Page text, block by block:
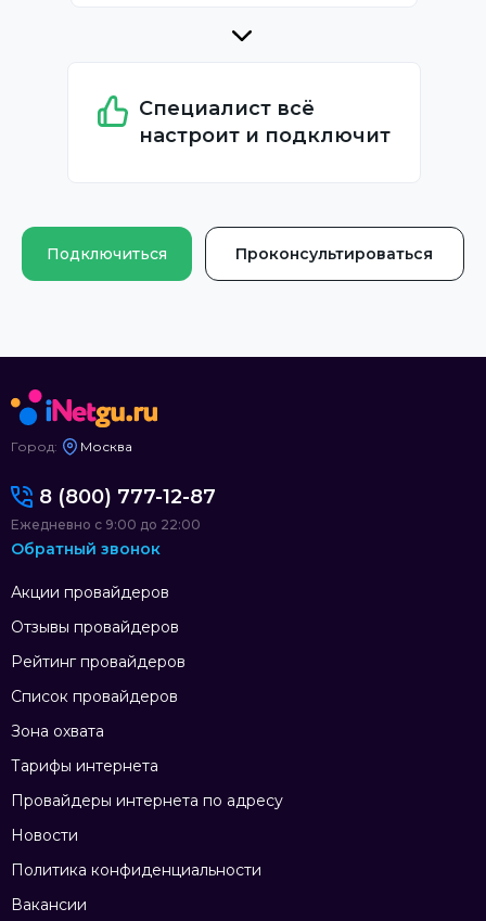
Специалист всё
настроит и подключит
Подключиться Проконсультироваться
Город: Москва
Акции провайдеров
Отзывы провайдеров
Рейтинг провайдеров
Список провайдеров
Зона охвата
Тарифы интернета
Провайдеры интернета по адресу
Новости
Политика конфиденциальности
Вакансии
8 (800) 777-12-87
Ежедневно с 9:00 до 22:00
Обратный звонок